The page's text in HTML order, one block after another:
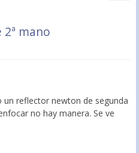
mano
reflector newton de segunda
no hay manera. Se ve